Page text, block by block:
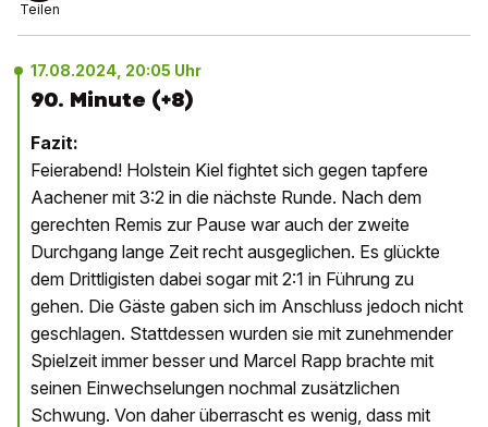
Teilen
17.08.2024, 20:05 Uhr
90. Minute (+8)
Fazit:
Feierabend! Holstein Kiel fightet sich gegen tapfere
Aachener mit 3:2 in die nächste Runde. Nach dem
gerechten Remis zur Pause war auch der zweite
Durchgang lange Zeit recht ausgeglichen. Es glückte
dem Drittligisten dabei sogar mit 2:1 in Führung zu
gehen. Die Gäste gaben sich im Anschluss jedoch nicht
geschlagen. Stattdessen wurden sie mit zunehmender
Spielzeit immer besser und Marcel Rapp brachte mit
seinen Einwechselungen nochmal zusätzlichen
Schwung. Von daher überrascht es wenig, dass mit